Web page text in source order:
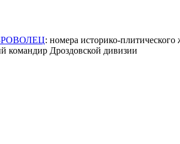
: номера историко-
командир Дроздовской дивизии